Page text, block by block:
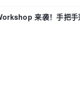
来袭！手把手